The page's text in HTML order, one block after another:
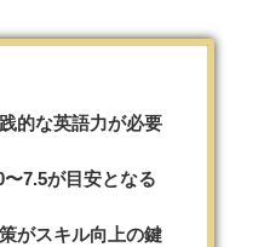
的な英語力が必要
7.5が目安となる
がスキル向上の鍵